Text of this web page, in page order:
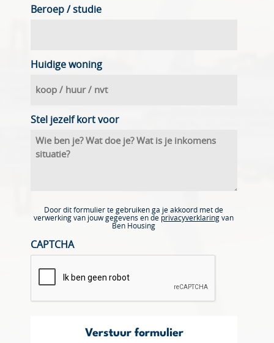
Beroep / studie
Huidige woning
Stel jezelf kort voor
Door dit formulier te gebruiken ga je akkoord met de
verwerking van jouw gegevens en de privacyverklaring van
Ben Housing
CAPTCHA
Verstuur formulier